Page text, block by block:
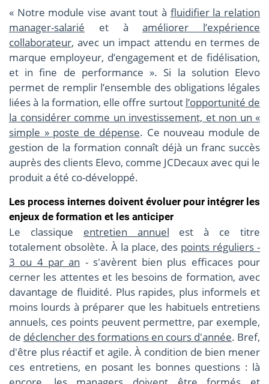
« Notre module vise avant tout à fluidifier la relation
manager-salarié et àaméliorer l’expérience
collaborateur, avec un impact attendu en termes de
marque employeur, d’engagement et de fidélisation,
et in fine de performance ». Si la solution Elevo
permet de remplir l’ensemble des obligations légales
liées à la formation, elle offre surtout l’opportunité de
la considérer comme un investissement, et non un «
simple » poste de dépense. Ce nouveau module de
gestion de la formation connaît déjà un franc succès
auprès des clients Elevo, comme JCDecaux avec qui le
produit a été co-développé.
Les process internes doivent évoluer pour intégrer les
enjeux de formation et les anticiper
Le classique entretien annuel est à ce titre
totalement obsolète. À la place, des points réguliers -
3 ou 4 par an - s'avèrent bien plus efficaces pour
cerner les attentes et les besoins de formation, avec
davantage de fluidité. Plus rapides, plus informels et
moins lourds à préparer que les habituels entretiens
annuels, ces points peuvent permettre, par exemple,
de déclencher des formations en cours d'année. Bref,
d'être plus réactif et agile. À condition de bien mener
ces entretiens, en posant les bonnes questions : là